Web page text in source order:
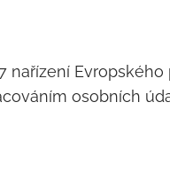
nařízení
osobních